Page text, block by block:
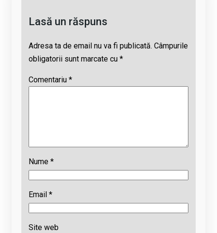
Lasă un răspuns
Adresa ta de email nu va fi publicată. Câmpurile
obligatorii sunt marcate cu *
Comentariu *
Nume *
Email *
Site web